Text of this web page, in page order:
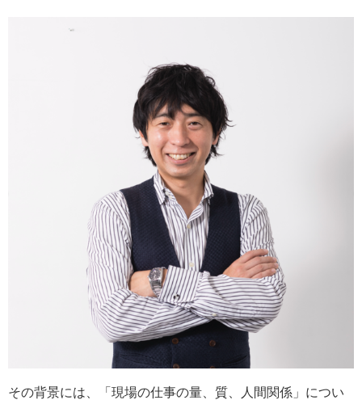
その背景には、「現場の仕事の量、質、人間関係」につい